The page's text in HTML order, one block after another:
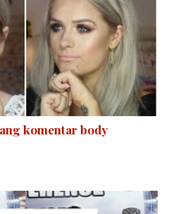
komentar body